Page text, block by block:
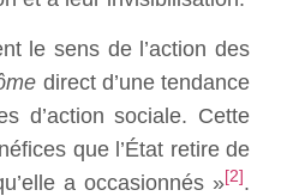
le sens de l’action des
direct d’une tendance
d’action sociale. Cette
que l’État retire de
a occasionnés »[2] .